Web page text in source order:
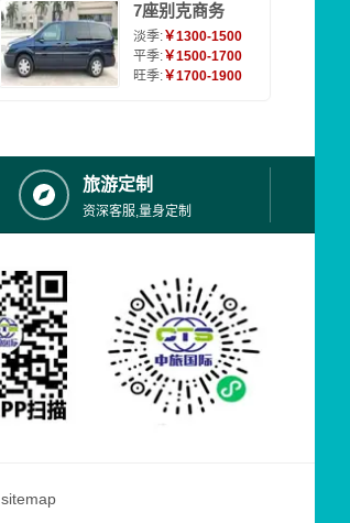
7座别克商务
淡季:￥1300-1500
平季:￥1500-1700
旺季:￥1700-1900
旅游定制
资深客服,量身定制
sitemap